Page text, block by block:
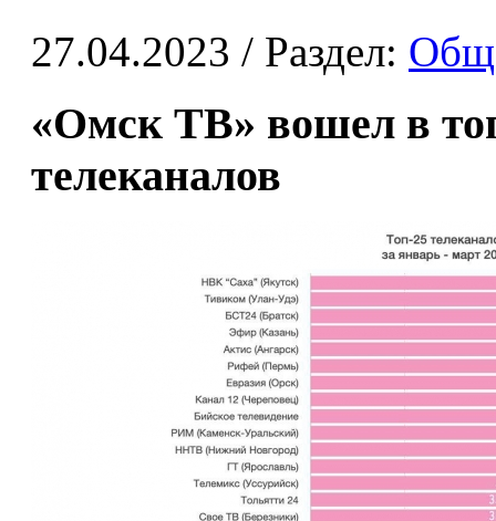
27.04.2023 / Раздел:
«Омск ТВ» вошел в
телеканалов